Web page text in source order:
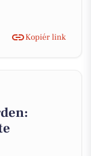
Kopiér link